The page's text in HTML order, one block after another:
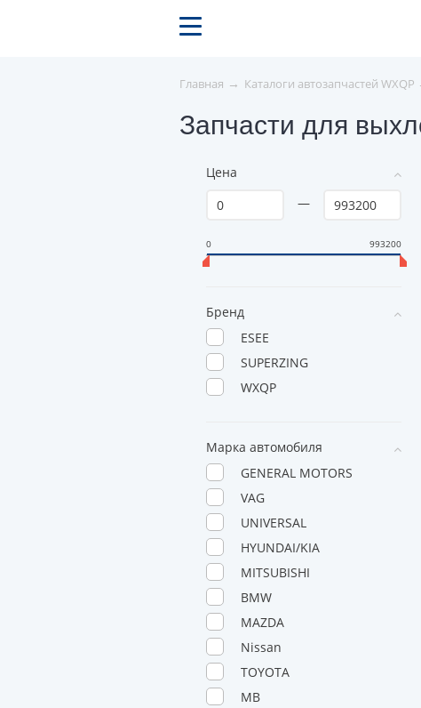
Главная → Каталоги автозапчастей WXQP
Запчасти для
Цена
—
0 993200
Бренд
ESEE
SUPERZING
WXQP
Марка автомобиля
GENERAL MOTORS
VAG
UNIVERSAL
HYUNDAI/KIA
MITSUBISHI
BMW
MAZDA
Nissan
TOYOTA
MB